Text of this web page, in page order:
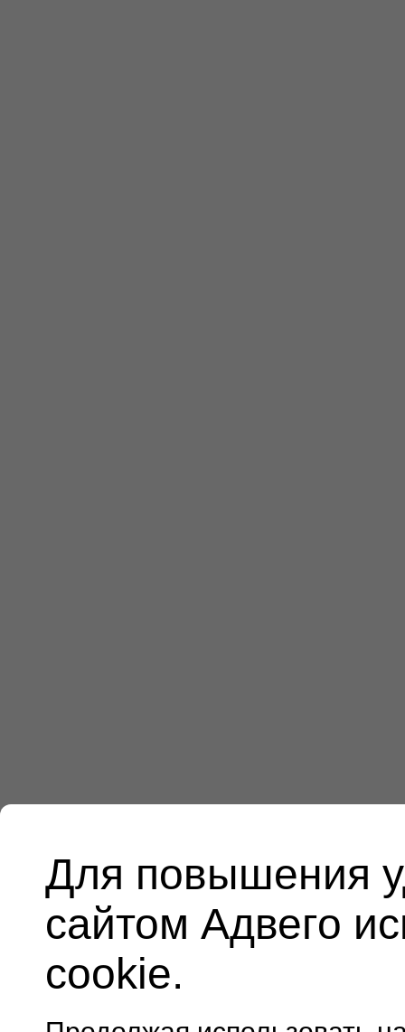
Для повышения
сайтом Адвего
cookie.